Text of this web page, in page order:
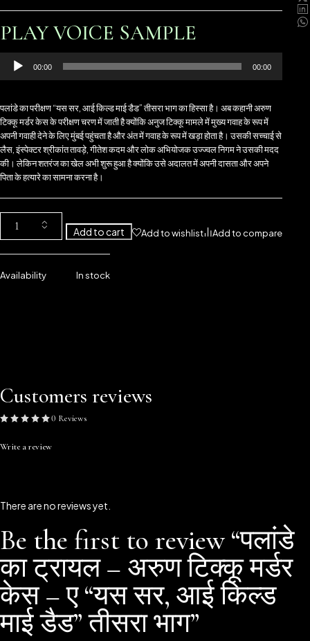
PLAY VOICE SAMPLE
Audio
Player
00:00 00:00
पलांडे का परीक्षण “यस सर, आई किल्ड माई डैड” तीसरा भाग का हिस्सा है। अब कहानी अरुण
टिक्कू मर्डर केस के परीक्षण चरण में जाती है क्योंकि अनुज टिक्कू मामले में मुख्य गवाह के रूप में
अपनी गवाही देने के लिए मुंबई पहुंचता है और अंत में गवाह के रूप में खड़ा होता है। उसकी सच्चाई से
लैस, इंस्पेक्टर श्रीकांत तावड़े, गीतेश कदम और लोक अभियोजक उज्ज्वल निगम ने उसकी मदद
की। लेकिन शतरंज का खेल अभी शुरू हुआ है क्योंकि उसे अदालत में अपनी दासता और अपने
पिता के हत्यारे का सामना करना है।
Add to cart Add to wishlist Add to compare
Availability In stock
Customers reviews
0 Reviews
Write a review
There are no reviews yet.
Be the first to review “पलांडे
का ट्रायल – अरुण टिक्कू मर्डर
केस – ए “यस सर, आई किल्ड
माई डैड” तीसरा भाग”